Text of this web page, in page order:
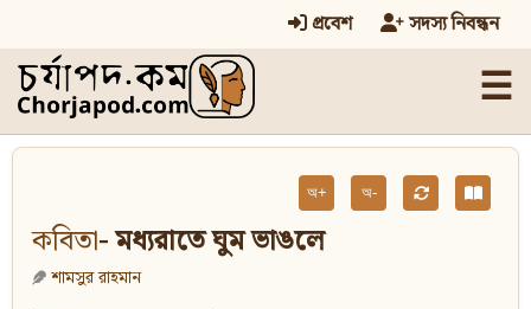
প্রবেশ সদস্য নিবন্ধন
☰
অ+ অ-
কবিতা- মধ্যরাতে ঘুম ভাঙলে
শামসুর রাহমান